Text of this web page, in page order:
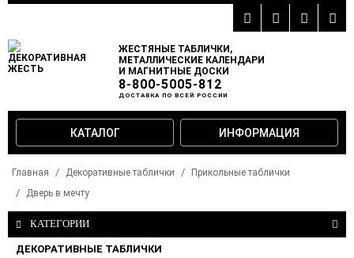
ЖЕСТЯНЫЕ ТАБЛИЧКИ,
МЕТАЛЛИЧЕСКИЕ КАЛЕНДАРИ
И МАГНИТНЫЕ ДОСКИ
8-800-5005-812
ДОСТАВКА ПО ВСЕЙ РОССИИ
КАТАЛОГ ИНФОРМАЦИЯ
Главная Декоративные таблички
Прикольные таблички
Дверь в мечту
КАТЕГОРИИ
ДЕКОРАТИВНЫЕ ТАБЛИЧКИ